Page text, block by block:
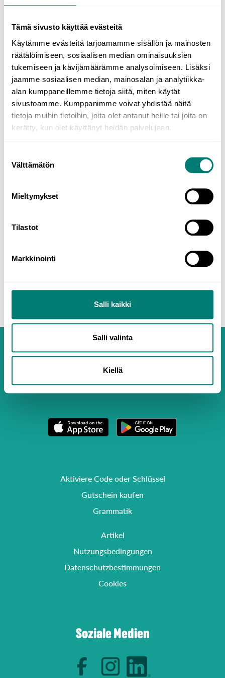
Tämä sivusto käyttää evästeitä
Käytämme evästeitä tarjoamamme sisällön ja mainosten
räätälöimiseen, sosiaalisen median ominaisuuksien
tukemiseen ja kävijämäärämme analysoimiseen. Lisäksi
jaamme sosiaalisen median, mainosalan ja analytiikka-
alan kumppaneillemme tietoja siitä, miten käytät
sivustoamme. Kumppanimme voivat yhdistää näitä
tietoja muihin tietoihin, joita olet antanut heille tai joita on
kerätty, kun olet käyttänyt heidän palvelujaan.
valinta
Välttämätön
Mieltymykset
Tilastot
Markkinointi
Salli kaikki
Salli valinta
Kiellä
Flektierung biegt:
There wasa cat in my room.
Da war eine Katze in meinem Zimmer.
Auf das formale Subjektitfolgt immer dasbe-Verb, das immer im
Singular steht und je nach Zeitform flektiert wird. Es wird
verwendet, um Zeit, Entfernung, Meinung, Wetter usw.
auszudrücken und einen bestimmten Teil eines Satzes zu betonen:
Itwasa hot summer day.
Anfang
5.5 Satzäquivalenten und indirekte
Aktiviere Code oder Schlüssel
Gutschein kaufen
Grammatik
Artikel
Nutzungsbedingungen
Datenschutzbestimmungen
Cookies
Soziale Medien